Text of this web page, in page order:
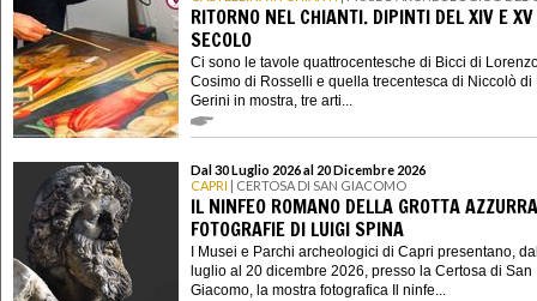
RITORNO NEL CHIANTI. DIPINTI DEL XIV E XV
SECOLO
Ci sono le tavole quattrocentesche di Bicci di
Cosimo di Rosselli e quella trecentesca di Niccolò di
Gerini in mostra, tre arti...
Dal 30 Luglio 2026 al 20 Dicembre 2026
CAPRI | CERTOSA DI SAN GIACOMO
IL NINFEO ROMANO DELLA GROTTA
FOTOGRAFIE DI LUIGI SPINA
I Musei e Parchi archeologici di Capri presentano,
luglio al 20 dicembre 2026, presso la Certosa di San
Giacomo, la mostra fotografica Il ninfe...